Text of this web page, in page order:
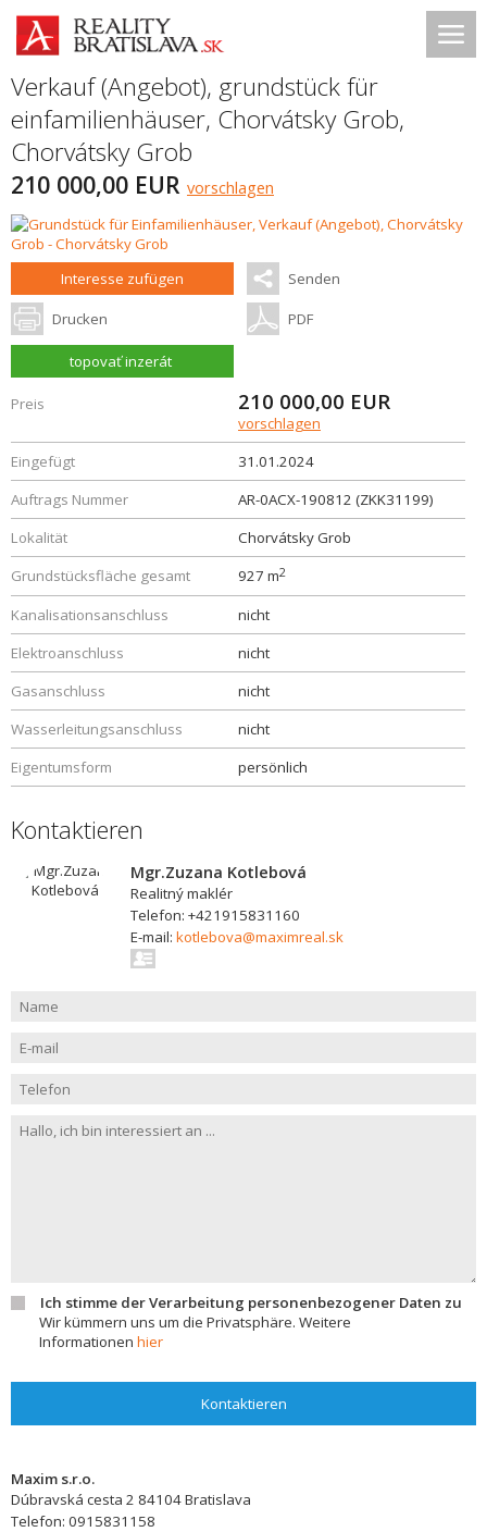
Verkauf (Angebot), grundstück für
einfamilienhäuser, Chorvátsky Grob,
Chorvátsky Grob
210 000,00 EUR vorschlagen
Interesse zufügen Senden
Drucken PDF
topovať inzerát
Preis 210 000,00 EUR
vorschlagen
Eingefügt
31.01.2024
Auftrags Nummer
AR-0ACX-190812 (ZKK31199)
Lokalität
Chorvátsky Grob
Grundstücksfläche gesamt
927 m2
Kanalisationsanschluss
nicht
Elektroanschluss
nicht
Gasanschluss
nicht
Wasserleitungsanschluss
nicht
Eigentumsform
persönlich
Kontaktieren
Mgr.Zuzana Kotlebová
Realitný maklér
Telefon: +421915831160
E-mail: kotlebova@maximreal.sk
Ich stimme der Verarbeitung personenbezogener Daten zu
Wir kümmern uns um die Privatsphäre. Weitere
Informationen hier
Kontaktieren
Maxim s.r.o.
Dúbravská cesta 2 84104Bratislava
Telefon: 0915831158